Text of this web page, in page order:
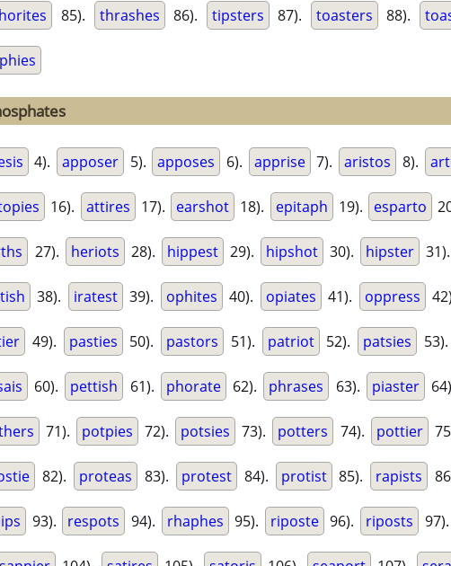
85). thrashes 86). tipsters 87). toasters 88).
4). apposer 5). apposes 6). apprise 7). aristos 8).
16). attires 17). earshot 18). epitaph 19). esparto
27). heriots 28). hippest 29). hipshot 30). hipster 31).
38). iratest 39). ophites 40). opiates 41). oppress
49). pasties 50). pastors 51). patriot 52). patsies 53).
60). pettish 61). phorate 62). phrases 63). piaster
71). potpies 72). potsies 73). potters 74). pottier
82). proteas 83). protest 84). protist 85). rapists
93). respots 94). rhaphes 95). riposte 96). riposts 97).